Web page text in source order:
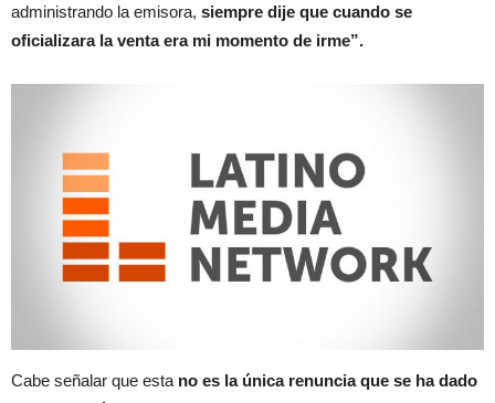
administrando la emisora, siempre dije que cuando se
oficializara la venta era mi momento de irme”.
Cabe señalar que esta no es la única renuncia que se ha dado